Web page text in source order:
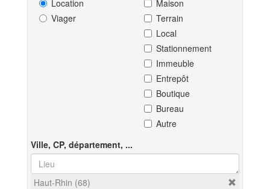
Location
Viager
Maison
Terrain
Local
Stationnement
Immeuble
Entrepôt
Boutique
Bureau
Autre
Ville, CP, département, ...
Haut-Rhin (68)